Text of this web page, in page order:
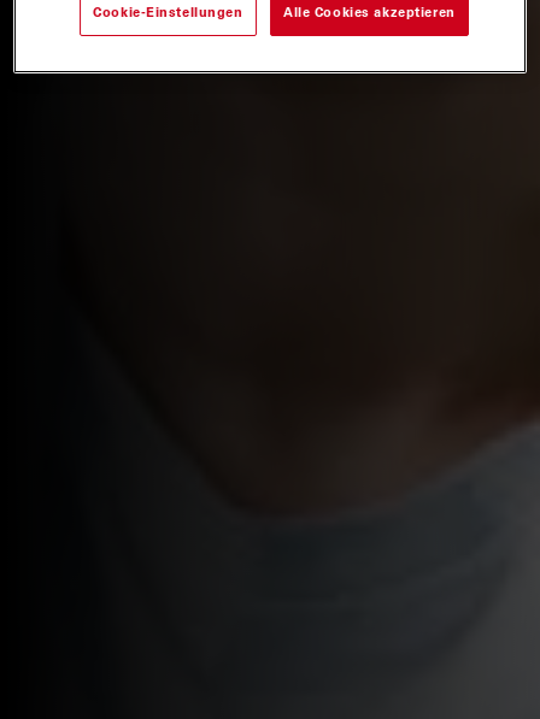
Cookie-Einstellungen Alle Cookies akzeptieren